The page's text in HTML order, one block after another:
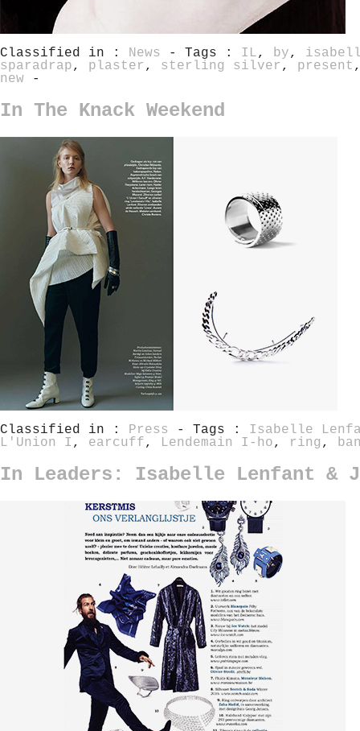
Classified in : News - Tags : IL, by,
sparadrap, plaster , sterling silver , present
new -
In The Knack Weekend
Classified in : Press - Tags : Isabelle
L'Union I , earcuff, Lendemain I-ho, ring ,
In Leaders: Isabelle Lenfant &